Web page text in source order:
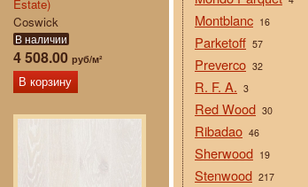
Estate)
Coswick
В наличии
4 508.00 руб/м²
В корзину
Montblanc 16
Parketoff 57
Preverco 32
R. F. A. 3
Red Wood 30
Ribadao 46
Sherwood 19
Stenwood 217